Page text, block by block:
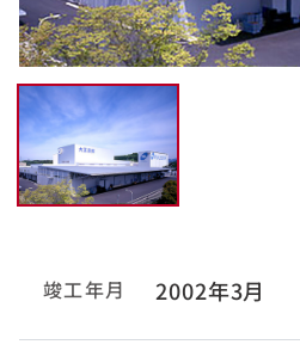
竣工年月 2002年3月